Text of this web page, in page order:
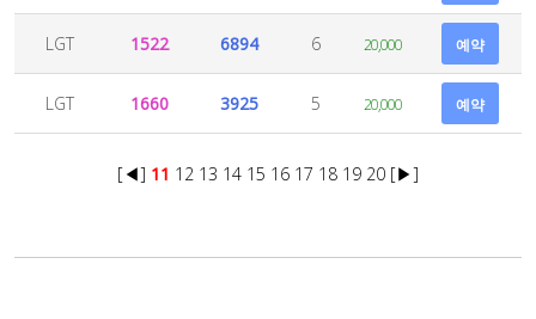
LGT 1522 6894 6 20,000 예약
LGT 1660 3925 5 20,000 예약
[◀] 11 12 13 14 15 16 17 18 19 20 [▶]